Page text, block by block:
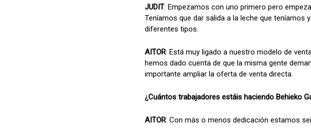
JUDIT: Empezamos con uno primero pero
Teníamos que dar salida a la leche que teníamos
diferentes tipos.
AITOR: Está muy ligado a nuestro modelo de
hemos dado cuenta de que la misma gente
importante ampliar la oferta de venta directa.
¿Cuántos trabajadores estáis haciendo Behieko
AITOR: Con más o menos dedicación estamos